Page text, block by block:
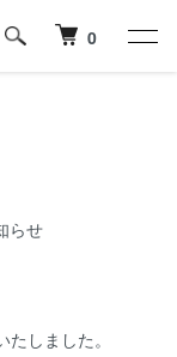
0
らせ
しました。